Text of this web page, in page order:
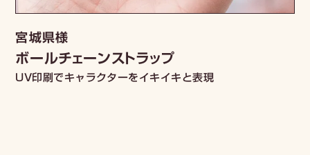
宮城県様
ボールチェーンストラップ
UV印刷でキャラクターをイキイキと表現